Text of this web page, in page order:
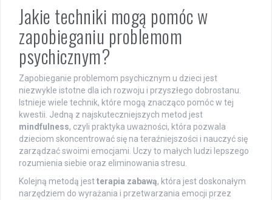
Jakie techniki mogą pomóc w
zapobieganiu problemom
psychicznym?
Zapobieganie problemom psychicznym u dzieci jest
niezwykle istotne dla ich rozwoju i przyszłego dobrostanu.
Istnieje wiele technik, które mogą znacząco pomóc w tej
kwestii. Jedną z najskuteczniejszych metod jest
mindfulness, czyli praktyka uważności, która pozwala
dzieciom skoncentrować się na teraźniejszości i nauczyć się
zarządzać swoimi emocjami. Uczy to małych ludzi lepszego
rozumienia siebie oraz eliminowania stresu.
Kolejną metodą jestterapia zabawą, która jest doskonałym
narzędziem do wyrażania i przetwarzania emocji przez